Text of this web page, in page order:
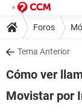
Foros
Tema Anterior
Cómo ver
Movistar por